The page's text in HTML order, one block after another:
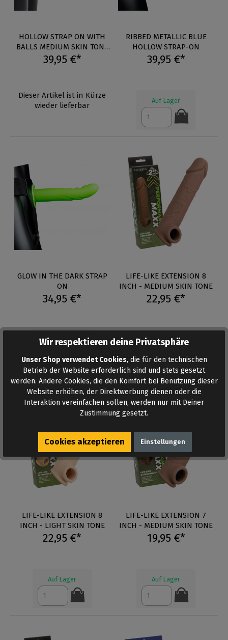
HOLLOW STRAP ON WITH
BALLS MEDIUM SKIN TONE
9"
39,95 €*
Dieser Artikel ist in Kürze
wieder lieferbar
RIBBED METALLIC BLUE
HOLLOW STRAP-ON
39,95 €*
Auf Lager
GLOW IN THE DARK STRAP
ON
34,95 €*
Auf Lager
LIFE-LIKE EXTENSION 8
INCH - MEDIUM SKIN TONE
22,95 €*
wieder lieferbar
LIFE-LIKE EXTENSION 8
INCH - LIGHT SKIN TONE
22,95 €*
Auf Lager
LIFE-LIKE EXTENSION 7
INCH - MEDIUM SKIN TONE
19,95 €*
Auf Lager
Wir respektieren deine Privatsphäre
Unser Shop verwendet Cookies, die für den technischen
Betrieb der Website erforderlich sind und stets gesetzt
werden. Andere Cookies, die den Komfort bei Benutzung dieser
Website erhöhen, der Direktwerbung dienen oder die
Interaktion vereinfachen sollen, werden nur mit Deiner
Zustimmung gesetzt.
Cookies akzeptieren Einstellungen